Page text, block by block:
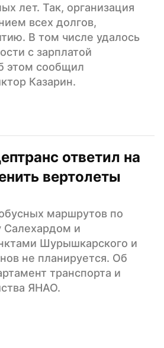
лет. Так, организация
всех долгов,
В том числе удалось
с зарплатой
этом сообщил
Казарин.
ответил на
вертолеты
маршрутов по
и
Шурышкарского и
не планируется. Об
транспорта и
ЯНАО.